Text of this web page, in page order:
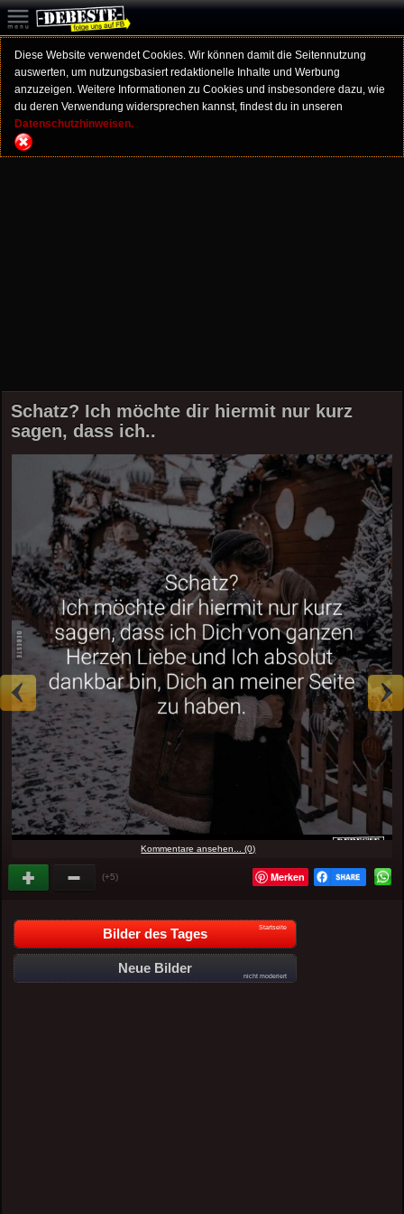
Diese Website verwendet Cookies. Wir können damit die Seitennutzung
auswerten, um nutzungsbasiert redaktionelle Inhalte und Werbung
anzuzeigen. Weitere Informationen zu Cookies und insbesondere dazu, wie
du deren Verwendung widersprechen kannst, findest du in unseren
Datenschutzhinweisen.
Schatz? Ich möchte dir hiermit nur kurz
sagen, dass ich..
Kommentare ansehen... (0)
(+5) Merken
Bilder des Tages Startseite
Neue Bilder
nicht moderiert